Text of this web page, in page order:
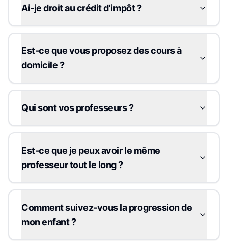
Ai-je droit au crédit d'impôt ?
Est-ce que vous proposez des cours à
domicile ?
Qui sont vos professeurs ?
Est-ce que je peux avoir le même
professeur tout le long ?
Comment suivez-vous la progression de
mon enfant ?